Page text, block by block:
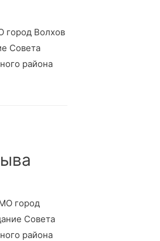
город Волхов
Совета
района
город
Совета
района